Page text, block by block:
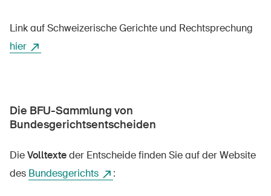
Sinus Plus
Kampagnen
Link auf Schweizerische Gerichte und Rechtsprechung
hier
Die BFU-Sammlung von
Bundesgerichtsentscheiden
DieVolltexteder Entscheide finden Sie auf der Website
des Bundesgerichts :